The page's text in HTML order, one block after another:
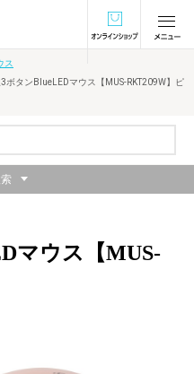
オンラインショ
ス
ボタンBlueLEDマウス【MUS-RKT209W】ピ
マウス【MUS-